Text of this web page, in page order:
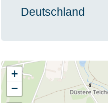
Deutschland
+
−